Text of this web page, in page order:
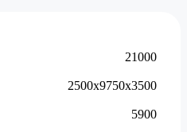
21000
2500x9750x3500
5900